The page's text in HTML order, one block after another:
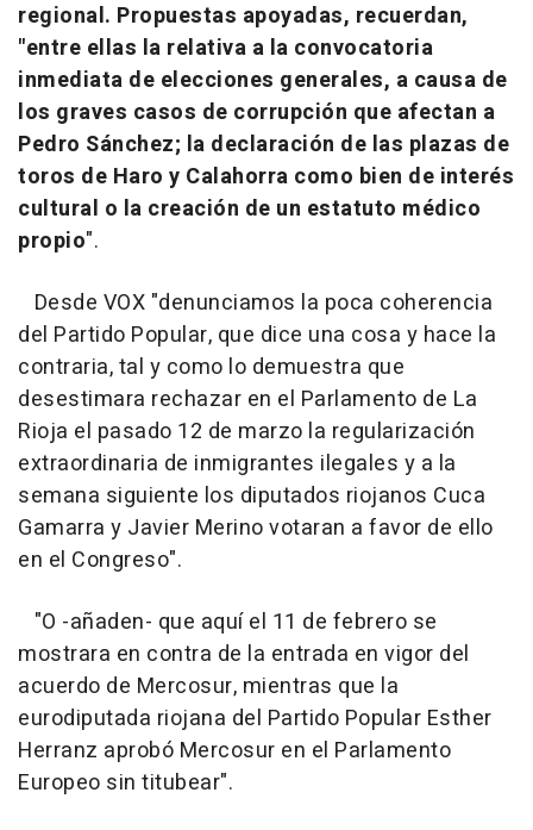
regional. Propuestas apoyadas, recuerdan,
"entre ellas la relativa a la convocatoria
inmediata de elecciones generales, a causa de
los graves casos de corrupción que afectan a
Pedro Sánchez; la declaración de las plazas de
toros de Haro y Calahorra como bien de interés
cultural o la creación de un estatuto médico
propio".
Desde VOX "denunciamos la poca coherencia
del Partido Popular, que dice una cosa y hace la
contraria, tal y como lo demuestra que
desestimara rechazar en el Parlamento de La
Rioja el pasado 12 de marzo la regularización
extraordinaria de inmigrantes ilegales y a la
semana siguiente los diputados riojanos Cuca
Gamarra y Javier Merino votaran a favor de ello
en el Congreso".
"O -añaden- que aquí el 11 de febrero se
mostrara en contra de la entrada en vigor del
acuerdo de Mercosur, mientras que la
eurodiputada riojana del Partido Popular Esther
Herranz aprobó Mercosur en el Parlamento
Europeo sin titubear".